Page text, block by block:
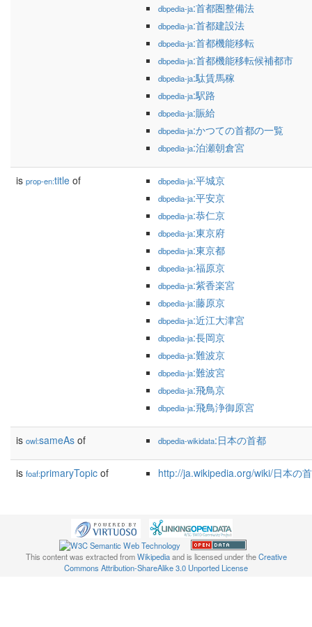
dbpedia-ja:首都圏整備法
dbpedia-ja:首都建設法
dbpedia-ja:首都機能移転
dbpedia-ja:首都機能移転候補都市
dbpedia-ja:駄賃馬稼
dbpedia-ja:駅路
dbpedia-ja:賑給
dbpedia-ja:かつての首都の一覧
dbpedia-ja:泊瀬朝倉宮
is prop-en:title of dbpedia-ja:平城京
dbpedia-ja:平安京
dbpedia-ja:恭仁京
dbpedia-ja:東京府
dbpedia-ja:東京都
dbpedia-ja:福原京
dbpedia-ja:紫香楽宮
dbpedia-ja:藤原京
dbpedia-ja:近江大津宮
dbpedia-ja:長岡京
dbpedia-ja:難波京
dbpedia-ja:難波宮
dbpedia-ja:飛鳥京
dbpedia-ja:飛鳥浄御原宮
is owl:sameAs of dbpedia-wikidata:日本の首都
is foaf:primaryTopic of http://ja.wikipedia.org/wiki/日本の
This content was extracted fromWikipediaand is licensed under theCreative
Commons Attribution-ShareAlike 3.0 Unported License